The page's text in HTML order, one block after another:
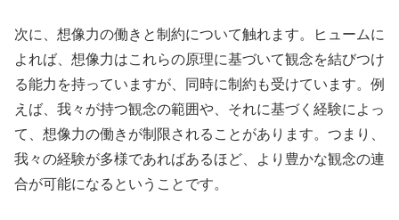
次に、想像力の働きと制約について触れます。ヒュームに
よれば、想像力はこれらの原理に基づいて観念を結びつけ
る能力を持っていますが、同時に制約も受けています。例
えば、我々が持つ観念の範囲や、それに基づく経験によっ
て、想像力の働きが制限されることがあります。つまり、
我々の経験が多様であればあるほど、より豊かな観念の連
合が可能になるということです。